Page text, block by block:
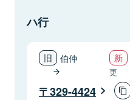
ハ行
伯仲
更
329-4424